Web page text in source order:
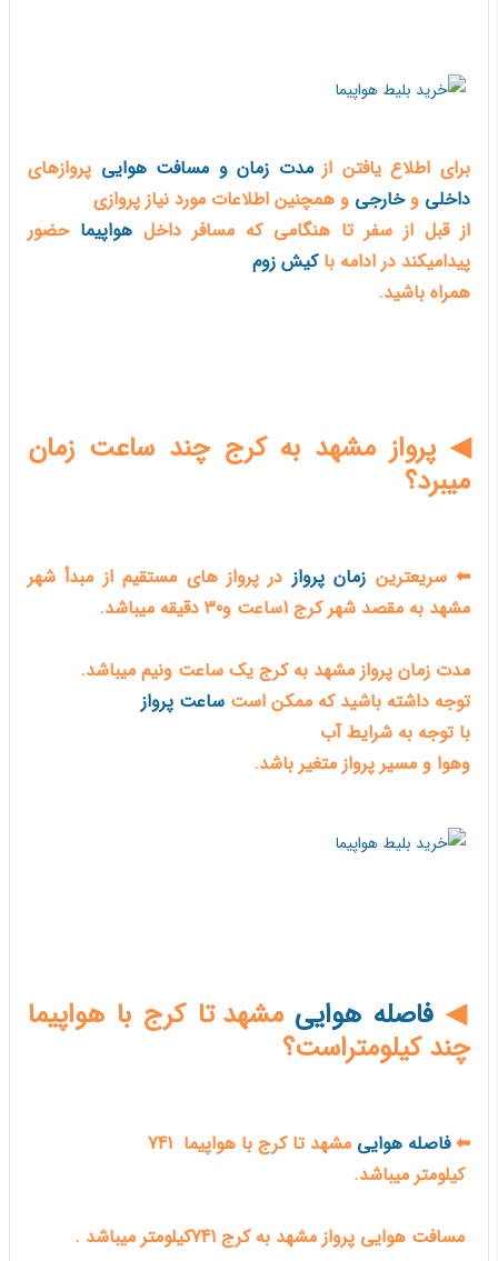
برای اطلاع یافتن ازمدت زمان و مسافت هوایی پروازهای
داخلی وخارجی و همچنین اطلاعات مورد نیاز پروازی
از قبل از سفر تا هنگامی که مسافر داخل هواپیما حضور
پیدامیکند در ادامه باکیش زوم
همراه باشید.
◀ پرواز مشهد به کرج چند ساعت زمان
میبرد؟
⬅ سریعترین زمان پروازدر پرواز های مستقیم از مبدأ شهر
مشهد به مقصد شهر کرج 1ساعت و30 دقیقه میباشد.
مدت زمان پرواز مشهد به کرج یک ساعت ونیم میباشد.
توجه داشته باشید که ممکن است ساعت پرواز
با توجه به شرایط آب
وهوا و مسیر پرواز متغیر باشد.
◀ فاصله هواییمشهد تا کرج با هواپیما
چند کیلومتراست؟
⬅فاصله هوایی مشهد تا کرج با هواپیما 741
کیلومتر میباشد.
مسافت هوایی پرواز مشهد به کرج 741کیلومتر میباشد .